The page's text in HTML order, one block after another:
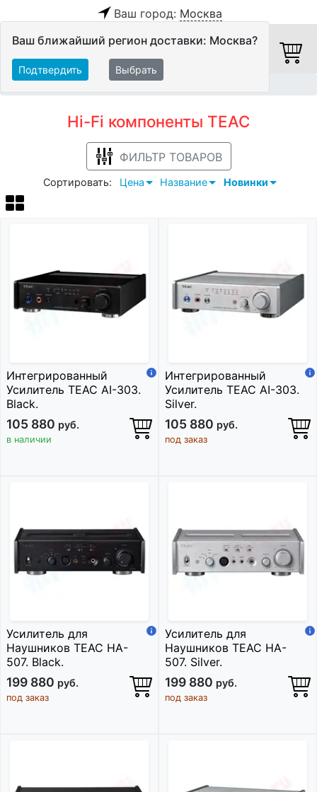
Ваш город: Москва
Ваш ближайший регион доставки: Москва?
Подтвердить Выбрать
Hi-Fi компоненты TEAC
ФИЛЬТР ТОВАРОВ
Сортировать: Цена Название Новинки
Интегрированный
Усилитель TEAC AI-303.
Black.
105 880 руб.
в наличии
Интегрированный
Усилитель TEAC AI-303.
Silver.
105 880 руб.
под заказ
Усилитель для
Наушников TEAC HA-
507. Black.
199 880 руб.
под заказ
Усилитель для
Наушников TEAC HA-
507. Silver.
199 880 руб.
под заказ